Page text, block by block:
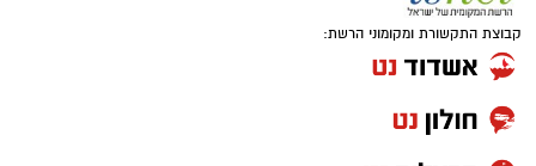
קבוצת התקשורת ומקומוני הרשת: